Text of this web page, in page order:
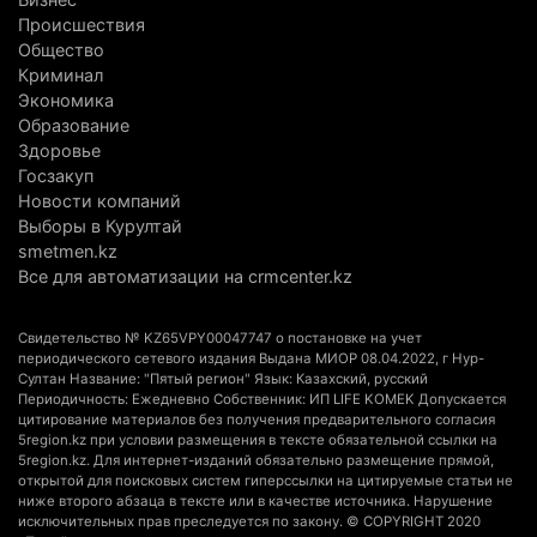
В Алматинской области второй день не могут
потушить пожар в Аксайском ущелье
4 августа 2026 г. 13:02
В Алматы приостановили лицензии 350
строительным компаниям
4 августа 2026 г. 12:06
В команде акима Алатау новое назначение: кто
возглавил аппарат города
Выборы в Курултай: Алматинская область вошла
в число регионов с самым большим
количеством избирателей
4 августа 2026 г. 09:09 200
«От экспорта сырья - к сложным
производствам»: партия «Әділет» представила в
Происшествия
Общество
Криминал
Экономика
Образование
Здоровье
Госзакуп
Новости компаний
Выборы в Курултай
smetmen.kz
Все для автоматизации на crmcenter.kz
Свидетельство № KZ65VPY00047747 о постановке на учет
периодического сетевого издания Выдана МИОР 08.04.2022, г Нур-
Султан Название: "Пятый регион" Язык: Казахский, русский
Периодичность: Ежедневно Собственник: ИП LIFE KOMEK Допускается
цитирование материалов без получения предварительного согласия
5region.kz при условии размещения в тексте обязательной ссылки на
5region.kz. Для интернет-изданий обязательно размещение прямой,
открытой для поисковых систем гиперссылки на цитируемые статьи не
ниже второго абзаца в тексте или в качестве источника. Нарушение
исключительных прав преследуется по закону. © COPYRIGHT 2020